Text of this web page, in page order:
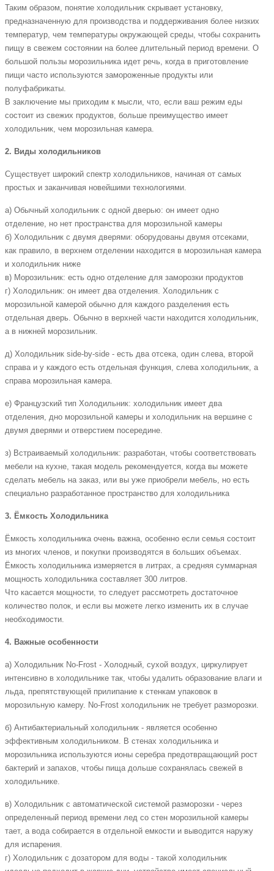
Таким образом, понятие холодильник скрывает установку,
предназначенную для производства и поддерживания более низких
температур, чем температуры окружающей среды, чтобы сохранить
пищу в свежем состоянии на более длительный период времени. О
большой пользы морозильника идет речь, когда в приготовление
пищи часто используются замороженные продукты или
полуфабрикаты.
В заключение мы приходим к мысли, что, если ваш режим еды
состоит из свежих продуктов, больше преимущество имеет
холодильник, чем морозильная камера.
2. Виды холодильников
Существует широкий спектр холодильников, начиная от самых
простых и заканчивая новейшими технологиями.
а) Обычный холодильник с одной дверью: он имеет одно
отделение, но нет пространства для морозильной камеры
б) Холодильник с двумя дверями: оборудованы двумя отсеками,
как правило, в верхнем отделении находится в морозильная камера
и холодильник ниже
в) Морозильник: есть одно отделение для заморозки продуктов
г) Холодильник: он имеет два отделения. Холодильник с
морозильной камерой обычно для каждого разделения есть
отдельная дверь. Обычно в верхней части находится холодильник,
а в нижней морозильник.
д) Холодильник side-by-side - есть два отсека, один слева, второй
справа и у каждого есть отдельная функция, слева холодильник, а
справа морозильная камера.
е) Французский тип Холодильник: холодильник имеет два
отделения, дно морозильной камеры и холодильник на вершине с
двумя дверями и отверстием посередине.
з) Встраиваемый холодильник: разработан, чтобы соответствовать
мебели на кухне, такая модель рекомендуется, когда вы можете
сделать мебель на заказ, или вы уже приобрели мебель, но есть
специально разработанное пространство для холодильника
3. Ёмкость Холодильника
Ёмкость холодильника очень важна, особенно если семья состоит
из многих членов, и покупки производятся в больших объемах.
Ёмкость холодильника измеряется в литрах, а средняя суммарная
мощность холодильника составляет 300 литров.
Что касается мощности, то следует рассмотреть достаточное
количество полок, и если вы можете легко изменить их в случае
необходимости.
4. Важные особенности
а) Холодильник No-Frost - Холодный, сухой воздух, циркулирует
интенсивно в холодильнике так, чтобы удалить образование влаги и
льда, препятствующей прилипание к стенкам упаковок в
морозильную камеру. No-Frost холодильник не требует разморозки.
б) Антибактериальный холодильник - является особенно
эффективным холодильником. В стенах холодильника и
морозильника используются ионы серебра предотвращающий рост
бактерий и запахов, чтобы пища дольше сохранялась свежей в
холодильнике.
в) Холодильник с автоматической системой разморозки - через
определенный период времени лед со стен морозильной камеры
тает, а вода собирается в отдельной емкости и выводится наружу
для испарения.
г) Холодильник с дозатором для воды - такой холодильник